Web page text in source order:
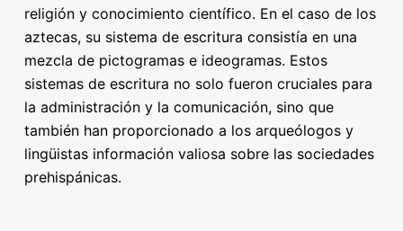
religión y conocimiento científico. En el caso de los
aztecas, su sistema de escritura consistía en una
mezcla de pictogramas e ideogramas. Estos
sistemas de escritura no solo fueron cruciales para
la administración y la comunicación, sino que
también han proporcionado a los arqueólogos y
lingüistas información valiosa sobre las sociedades
prehispánicas.